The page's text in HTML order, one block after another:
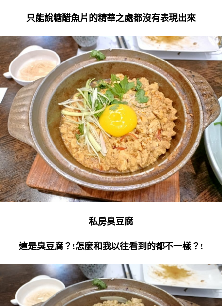
只能說糖醋魚片的精華之處都沒有表現出來
私房臭豆腐
這是臭豆腐？!怎麼和我以往看到的都不一樣？!